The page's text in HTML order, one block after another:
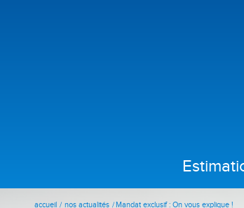
accueil nos actualités Mandat exclusif : On vous explique !